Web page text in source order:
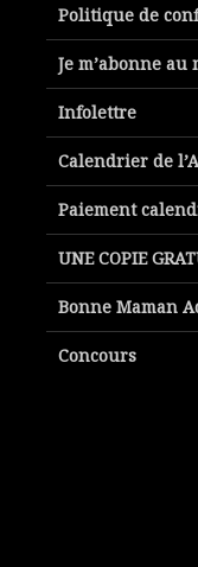
Politique de
Je m’abonne au
Infolettre
Calendrier de
Paiement
UNE COPIE
Bonne Maman
Concours